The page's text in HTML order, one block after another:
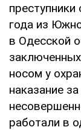
года из
в Одесской
носом у
наказание
работали в